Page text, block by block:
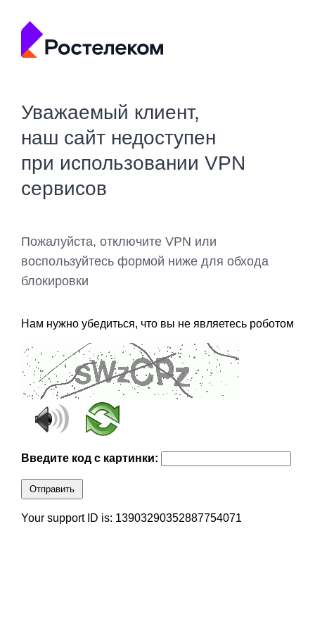
Уважаемый клиент,
наш сайт недоступен
при использовании VPN
сервисов
Пожалуйста, отключите VPN или
воспользуйтесь формой ниже для обхода
блокировки
Нам нужно убедиться, что вы не являетесь роботом
Введите код с картинки:
Отправить
Your support ID is: 13903290352887754071